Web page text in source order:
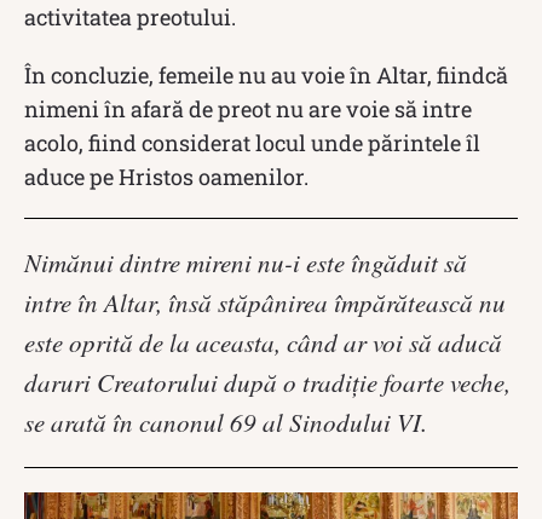
activitatea preotului.
În concluzie, femeile nu au voie în Altar, fiindcă
nimeni în afară de preot nu are voie să intre
acolo, fiind considerat locul unde părintele îl
aduce pe Hristos oamenilor.
Nimănui dintre mireni nu-i este îngăduit să
intre în Altar, însă stăpânirea împărătească nu
este oprită de la aceasta, când ar voi să aducă
daruri Creatorului după o tradiţie foarte veche,
se arată în canonul 69 al Sinodului VI.